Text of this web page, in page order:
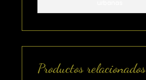
Productos relacionados